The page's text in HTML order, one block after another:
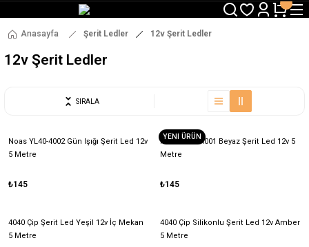
3000 TL ve Üzeri Alışverişlerde Ücretsiz Kargo !
12:00' a Kadar Verilen Siparişlerde Aynı Gün Gönderim !
3000 TL ve Üzeri Alışverişlerde Ücretsiz Kargo !
Anasayfa Şerit Ledler 12v Şerit Ledler
12v Şerit Ledler
SIRALA
Noas YL40-4002 Gün Işığı Şerit Led 12v
5 Metre
₺145
YENİ ÜRÜN
Noas YL40-4001 Beyaz Şerit Led 12v 5
Metre
₺145
4040 Çip Şerit Led Yeşil 12v İç Mekan
5 Metre
4040 Çip Silikonlu Şerit Led 12v Amber
5 Metre